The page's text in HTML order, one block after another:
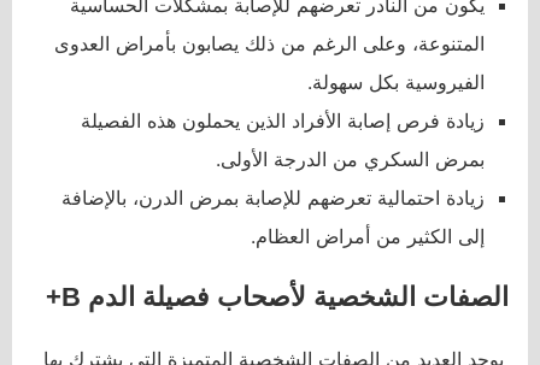
يكون من النادر تعرضهم للإصابة بمشكلات الحساسية
المتنوعة، وعلى الرغم من ذلك يصابون بأمراض العدوى
الفيروسية بكل سهولة.
زيادة فرص إصابة الأفراد الذين يحملون هذه الفصيلة
بمرض السكري من الدرجة الأولى.
زيادة احتمالية تعرضهم للإصابة بمرض الدرن، بالإضافة
إلى الكثير من أمراض العظام.
الصفات الشخصية لأصحاب فصيلة الدم B
+
يوجد العديد من الصفات الشخصية المتميزة التي يشترك بها